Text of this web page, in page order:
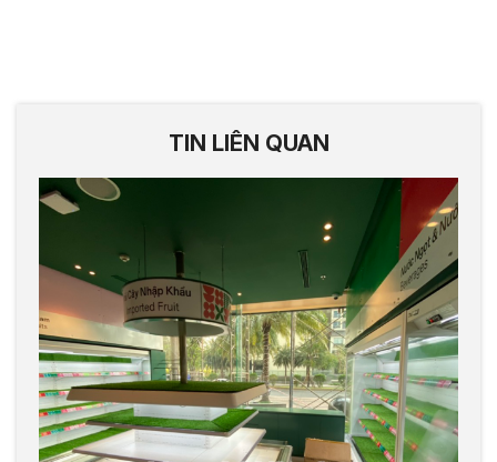
TIN LIÊN QUAN